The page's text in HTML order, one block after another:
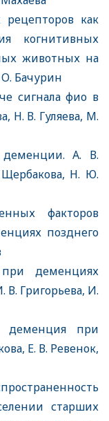
как
когнитивных
животных на
Бачурин
сигнала фио в
Н. В. Гуляева, М.
деменции. А. В.
Н. Ю.
факторов
позднего
деменциях
В. Григорьева, И.
деменция при
Е. В. Ревенок,
старших